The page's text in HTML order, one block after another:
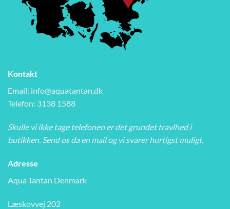
Kontakt
Email: info@aquatantan.dk
Telefon: 3138 1588
Skulle vi ikke tage telefonen er det grundet travlhed i
butikken. Send os da en mail og vi svarer hurtigst muligt.
Adresse
Aqua Tantan Denmark
Læskovvej 202